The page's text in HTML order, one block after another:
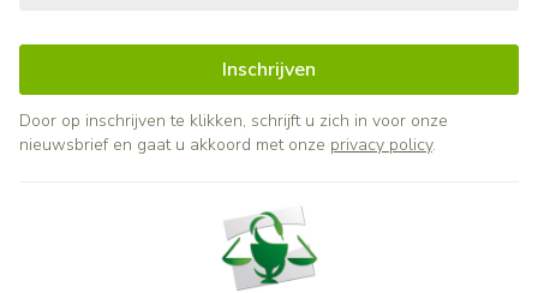
Inschrijven
Door op inschrijven te klikken, schrijft u zich in voor onze
nieuwsbrief en gaat u akkoord met onze privacy policy.